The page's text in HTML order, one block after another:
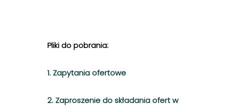
Pliki do pobrania:
1. Zapytania ofertowe
2. Zaproszenie do składania ofert w